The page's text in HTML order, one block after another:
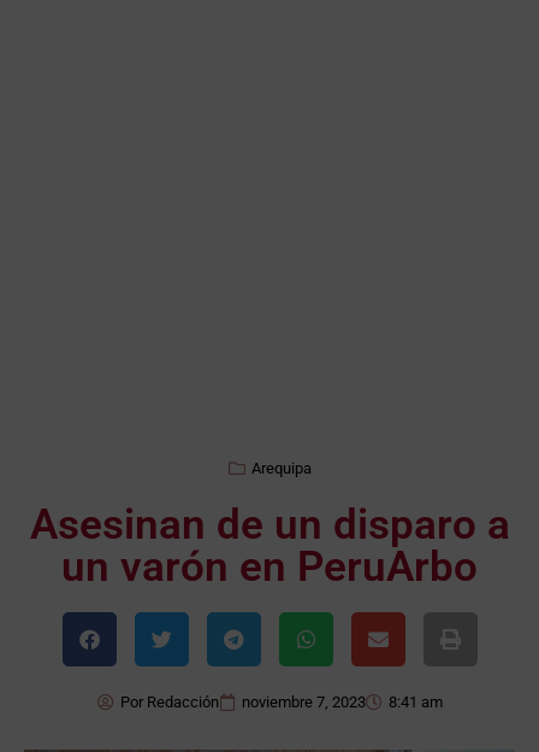
Arequipa
Asesinan de un disparo a
un varón en PeruArbo
PorRedacción noviembre 7, 2023 8:41 am